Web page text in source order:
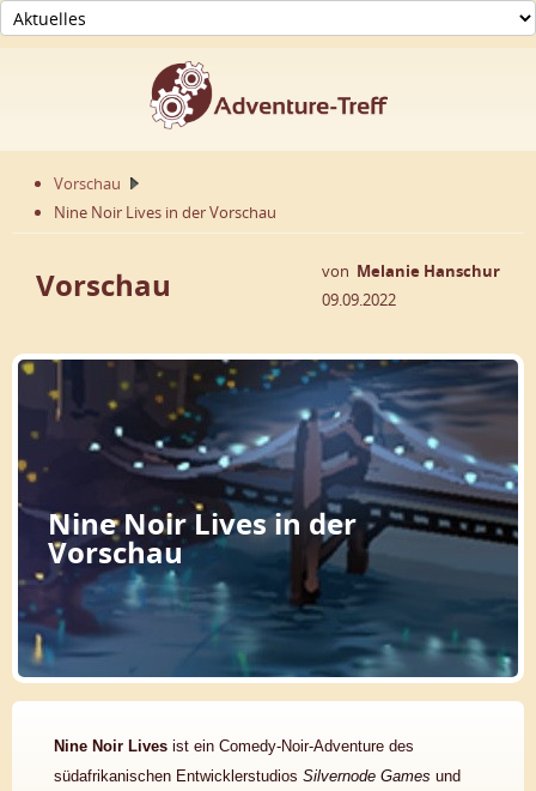
Vorschau
Nine Noir Lives in der Vorschau
Vorschau von Melanie Hanschur
09.09.2022
Nine Noir Lives in der
Vorschau
Nine Noir Lives ist ein Comedy-Noir-Adventure des
südafrikanischen Entwicklerstudios Silvernode Games und